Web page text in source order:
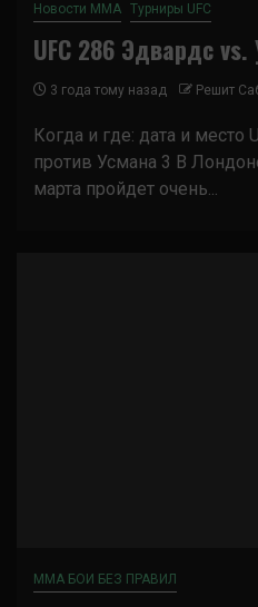
Новости ММА Турниры UFC
UFC 286 Эдвардс
3 года тому назад Решит
Когда и где: дата и место
против Усмана 3 В
марта пройдет очень...
ММА БОИ БЕЗ ПРАВИЛ